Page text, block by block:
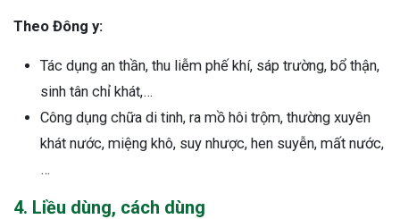
Theo Đông y:
Tác dụng an thần, thu liễm phế khí, sáp trường, bổ thận,
sinh tân chỉ khát,…
Công dụng chữa di tinh, ra mồ hôi trộm, thường xuyên
khát nước, miệng khô, suy nhược, hen suyễn, mất nước,
…
4. Liều dùng, cách dùng